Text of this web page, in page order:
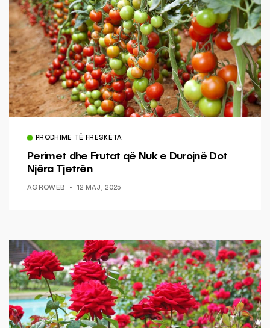
PRODHIME TË FRESKËTA
Perimet dhe Frutat që Nuk e Durojnë Dot
Njëra Tjetrën
AGROWEB 12 MAJ, 2025